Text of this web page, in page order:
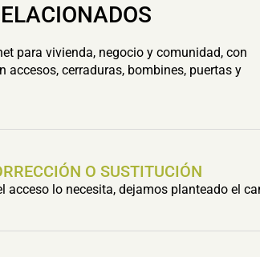
para vivienda, negocio y comunidad, con
accesos, cerraduras, bombines, puertas y
O SUSTITUCIÓN
acceso lo necesita, dejamos planteado el